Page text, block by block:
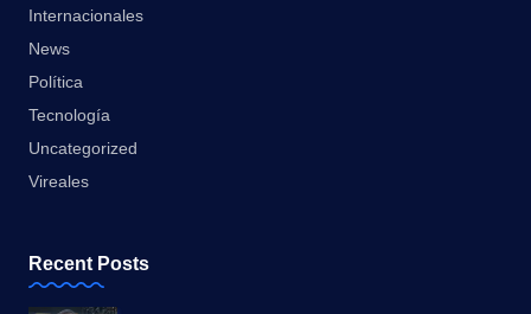
Internacionales
News
Política
Tecnología
Uncategorized
Vireales
Recent Posts